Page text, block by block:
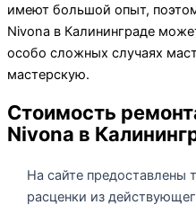
имеют большой опыт,
Nivona в Калининграде
особо сложных случаях
мастерскую.
Стоимость
Nivona в
На сайте предоставлены
расценки из